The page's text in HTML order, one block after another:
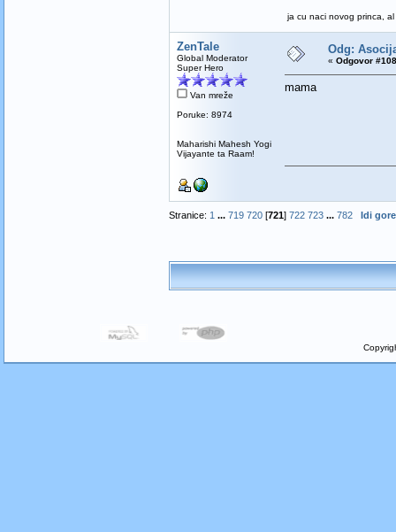
ja cu naci novog princa,
ZenTale
Global Moderator
Super Hero
Van mreže
Poruke: 8974
Maharishi Mahesh Yogi
Vijayante ta Raam!
Odg:
« Odgovor
mama
Stranice: 1 ... 719 720[721] 722 723 ... 782 Idi gore